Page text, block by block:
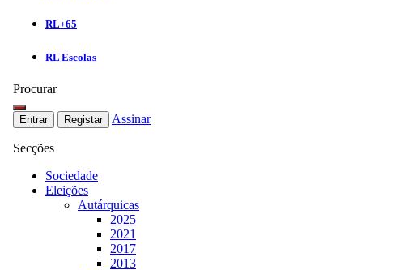
RL+65
RL Escolas
Procurar
Entrar Registar Assinar
Secções
Sociedade
Eleições
Autárquicas
2025
2021
2017
2013